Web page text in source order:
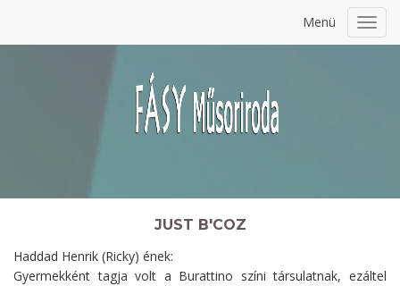
Menü
JUST B'COZ
Haddad Henrik (Ricky) ének:
Gyermekként tagja volt a Burattino színi társulatnak, ezáltel